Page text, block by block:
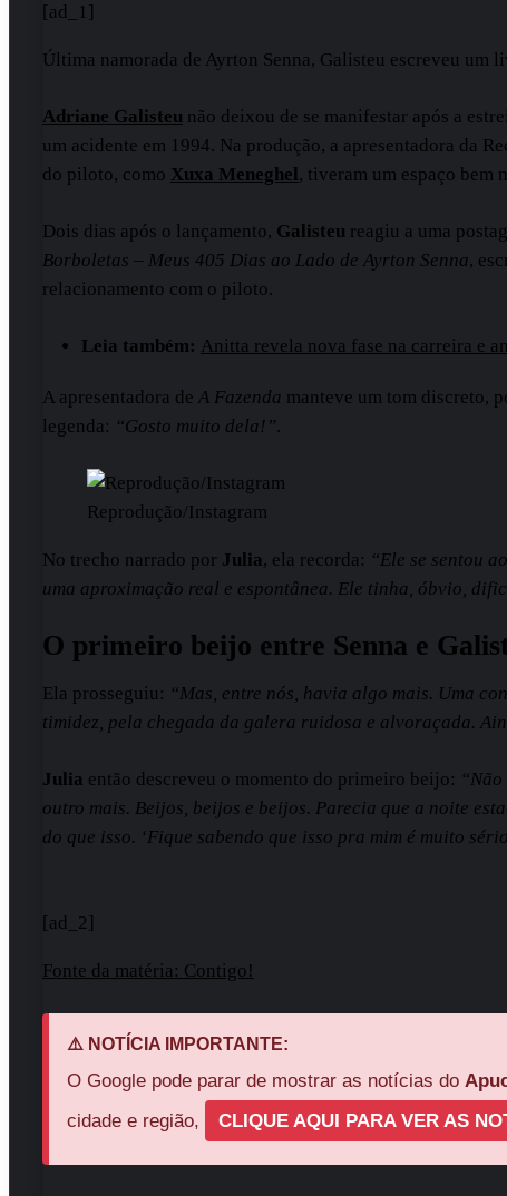
[ad_1]
Última namorada de Ayrton Senna, Galisteu escreveu um
Adriane Galisteu não deixou de se manifestar após a
um acidente em 1994. Na produção, a apresentadora da
do piloto, como Xuxa Meneghel, tiveram um espaço bem
Dois dias após o lançamento, Galisteu reagiu a uma
Borboletas – Meus 405 Dias ao Lado de Ayrton Senna,
relacionamento com o piloto.
Leia também: Anitta revela nova fase na carreira e
A apresentadora de A Fazenda manteve um tom discreto,
legenda: “Gosto muito dela!”.
Reprodução/Instagram
No trecho narrado por Julia, ela recorda: “Ele se sentou
uma aproximação real e espontânea. Ele tinha, óbvio,
O primeiro beijo entre Senna e
Ela prosseguiu: “Mas, entre nós, havia algo mais. Uma
timidez, pela chegada da galera ruidosa e alvoraçada.
Julia então descreveu o momento do primeiro beijo:
outro mais. Beijos, beijos e beijos. Parecia que a noite
do que isso. ‘Fique sabendo que isso pra mim é muito
[ad_2]
Fonte da matéria: Contigo!
⚠️ NOTÍCIA IMPORTANTE:
O Google pode parar de mostrar as notícias do
cidade e região,
CLIQUE AQUI PARA VER AS